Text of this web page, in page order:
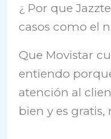
¿ Por que
casos como el
Que Movistar
entiendo
atención al
bien y es gratis,